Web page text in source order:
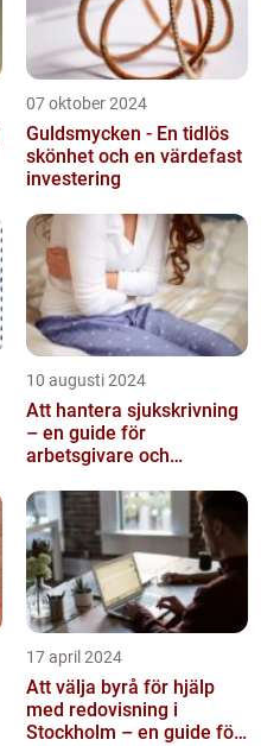
07 oktober 2024
Guldsmycken - En tidlös
skönhet och en värdefast
investering
10 augusti 2024
Att hantera sjukskrivning
– en guide för
arbetsgivare och
17 april 2024
Att välja byrå för hjälp
med redovisning i
Stockholm – en guide för